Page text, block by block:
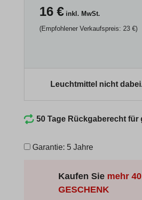
16€inkl. MwSt.
(Empfohlener Verkaufspreis: 23 €)
Leuchtmittel nicht
50 Tage Rückgaberecht für
Garantie: 5 Jahre
Kaufen Sie mehr
GESCHENK